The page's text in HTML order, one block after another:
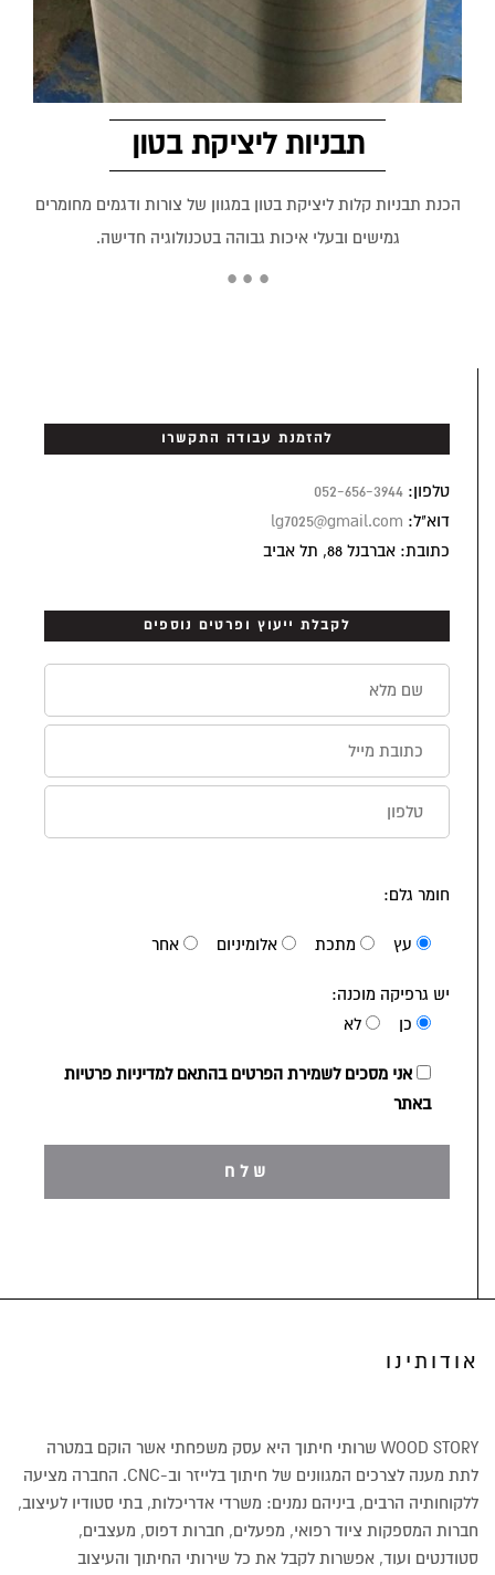
תבניות ליציקת בטון
הכנת תבניות קלות ליציקת בטון במגוון של צורות ודגמים מחומרים
גמישים ובעלי איכות גבוהה בטכנולוגיה חדישה.
להזמנת עבודה התקשרו
טלפון: 052-656-3944
דוא"ל: lg7025@gmail.com
כתובת: אברבנל 88, תל אביב
לקבלת ייעוץ ופרטים נוספים
חומר גלם:
עץ מתכת אלומיניום אחר
יש גרפיקה מוכנה:
כן
לא
אני מסכים לשמירת הפרטים בהתאם למדיניות פרטיות
באתר
אודותינו
WOOD STORY שרותי חיתוך היא עסק משפחתי אשר הוקם במטרה
לתת מענה לצרכים המגוונים של חיתוך בלייזר וב-CNC. החברה מציעה
ללקוחותיה הרבים, ביניהם נמנים: משרדי אדריכלות, בתי סטודיו לעיצוב,
חברות המספקות ציוד רפואי, מפעלים, חברות דפוס, מעצבים,
סטודנטים ועוד, אפשרות לקבל את כל שירותי החיתוך והעיצוב